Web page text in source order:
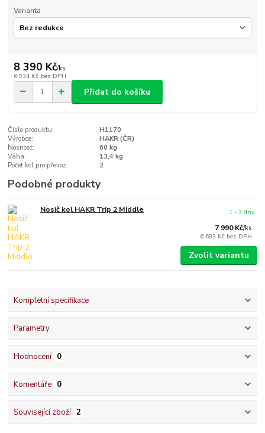
Varianta
8 390 Kč/ks
6 934 Kč bez DPH
Přidat do košíku
Číslo produktu:
H1170
Výrobce:
HAKR (ČR)
Nosnost:
60 kg
Váha:
13,4 kg
Počet kol pro převoz:
2
Podobné produkty
Nosič kol HAKR Trip 2 Middle
7 990 Kč/ks
6 603 Kč bez DPH
1 - 3 dny
Zvolit variantu
Kompletní specifikace
Parametry
Hodnocení 0
Komentáře 0
Související zboží 2